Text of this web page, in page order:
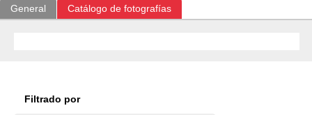
General Catálogo de fotografías
Filtrado por